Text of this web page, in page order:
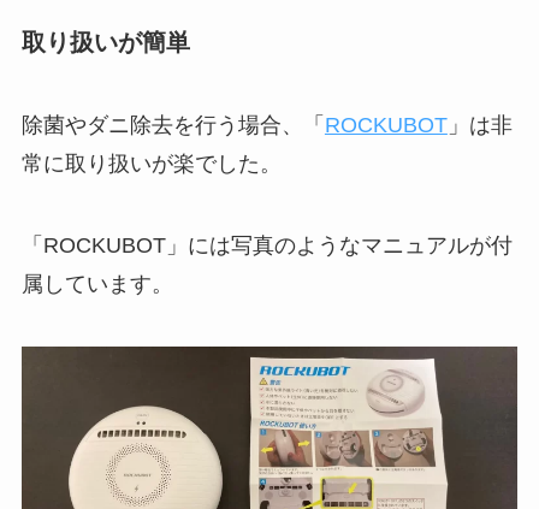
取り扱いが簡単
除菌やダニ除去を行う場合、「 ROCKUBOT」は非
常に取り扱いが楽でした。
「ROCKUBOT」には写真のようなマニュアルが付
属しています。